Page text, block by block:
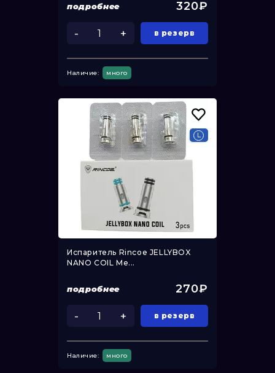
подробнее 320₽
- + в резерв
Наличие: много
Испаритель Rincoe JELLYBOX
NANO COIL Me...
подробнее 270₽
- + в резерв
Наличие: много